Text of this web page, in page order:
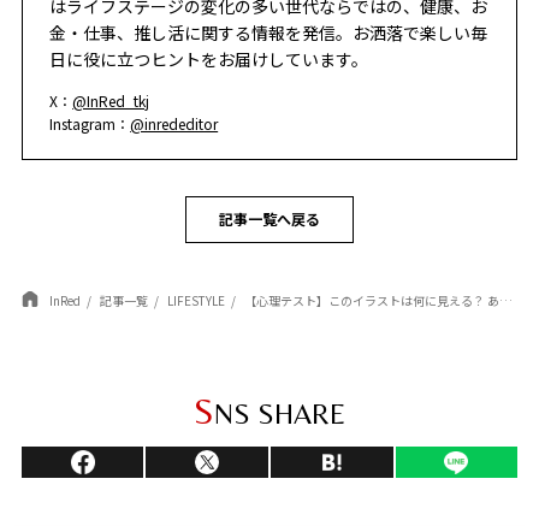
はライフステージの変化の多い世代ならではの、健康、お
金・仕事、推し活に関する情報を発信。お洒落で楽しい毎
日に役に立つヒントをお届けしています。
X：@InRed_tkj
Instagram：@inrededitor
記事一覧へ戻る
InRed 記事一覧 LIFESTYLE 【心理テスト】このイラストは何に見える？ あなたが「パートナーに求めている、魂の安心感」がわかる！
SNS SHARE